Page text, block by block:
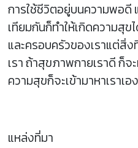
การใช้ชีวิตอยู่บนความพอดี
เทียมกันก็ทำให้เกิดความสุ
และครอบครัวของเราแต่
เรา ถ้าสุขภาพกายเราดี ก็
ความสุขก็จะเข้ามาหาเราเอง
แหล่งที่มา